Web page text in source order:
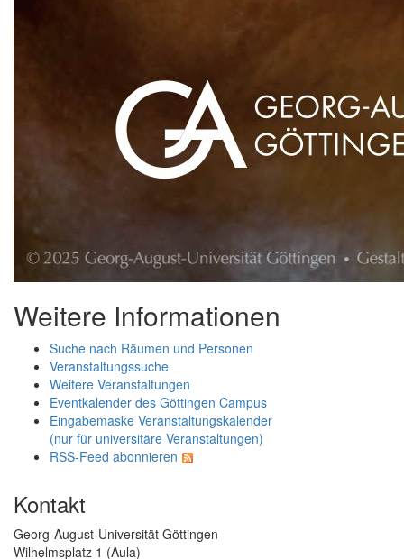
Weitere Informationen
Suche nach Räumen und Personen
Veranstaltungssuche
Weitere Veranstaltungen
Eventkalender des Göttingen Campus
Eingabemaske Veranstaltungskalender
(nur für universitäre Veranstaltungen)
RSS-Feed abonnieren
Kontakt
Georg-August-Universität Göttingen
Wilhelmsplatz 1 (Aula)